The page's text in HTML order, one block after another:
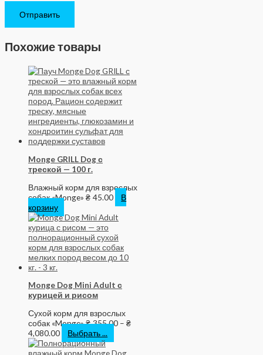
Похожие товары
Monge GRILL Dog с
треской — 100 г.
Влажный корм для взрослых
собак «Monge» ₴ 45.00
В
корзину
Monge Dog Mini Adult с
курицей и рисом
Сухой корм для взрослых
собак «Monge»₴ 355.00 – ₴
4,080.00
Выбрать ...